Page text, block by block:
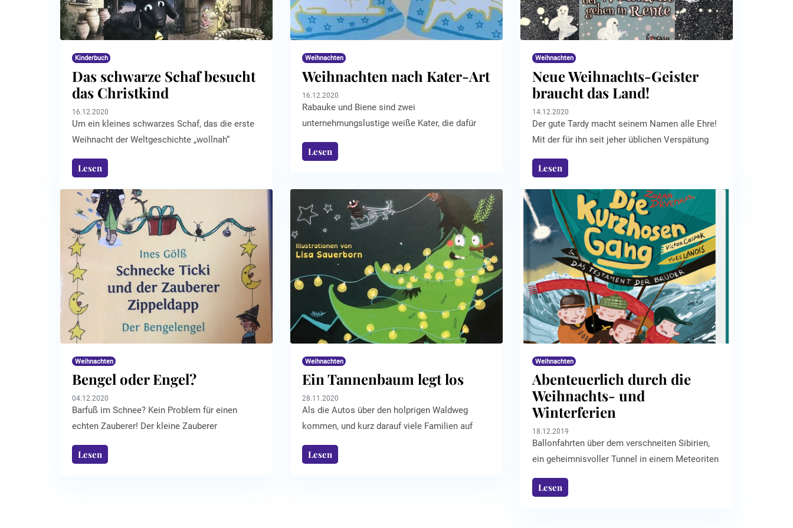
Kinderbuch
Das schwarze Schaf besucht
das Christkind
16.12.2020
Um ein kleines schwarzes Schaf, das die erste
Weihnacht der Weltgeschichte „wollnah“
illustrierten Kinderbuch „Nepodemus und das
erste Weihnachtsfest“ von Christoph Leichtfuß.
Lesen
Weihnachten
Weihnachten nach Kater-Art
16.12.2020
Rabauke und Biene sind zwei
unternehmungslustige weiße Kater, die dafür
Katzenmutter auch zur Weihnachtszeit nicht
und Biene feiern Weihnachten“ um ein Katzen-
Weihnachtsfest der ganz besonderen Art.
Lesen
Weihnachten
Neue Weihnachts-Geister
braucht das Land!
14.12.2020
Der gute Tardy macht seinem Namen alle Ehre!
Mit der für ihn seit jeher üblichen Verspätung
Teenie-Geist zum Bewerbungsgespräch. Dabei
geht es um ein Vorstellungsgespräch der
Extraklasse: Die drei weltbekannten
Weihnachtsgeister aus dem Charles-Dickens-
Klassiker haben die Nase voll vom Sünder-
Bekehrern und wollen endlich in Rente gehen.
Das ist zumindest der grundsätzliche Plan in
dem neu erschienenen Roman von Haike
Hausdorf „Die Geiser der Weihnacht ...
Lesen
Weihnachten
Bengel oder Engel?
04.12.2020
Barfuß im Schnee? Kein Problem für einen
echten Zauberer! Der kleine Zauberer
und der Zauberer Zippeldapp: Der Bengelengel“
Lesen
Weihnachten
Ein Tannenbaum legt los
28.11.2020
Als die Autos über den holprigen Waldweg
kommen, und kurz darauf viele Familien auf
Weihnachtslaune aussteigen, schauen ihnen die
Lesen
Weihnachten
Abenteuerlich durch die
Weihnachts- und
Winterferien
18.12.2019
Ballonfahrten über dem verschneiten Sibirien,
ein geheimnisvoller Tunnel in einem Meteoriten
schwarzen Gesteinskeller Kaffee trinkt –
Lesen